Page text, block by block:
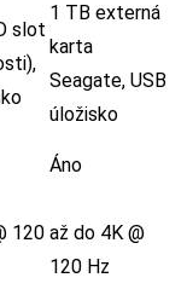
slot
1 TB externá
karta
Seagate, USB
úložisko
Áno
120 až do 4K @
120 Hz